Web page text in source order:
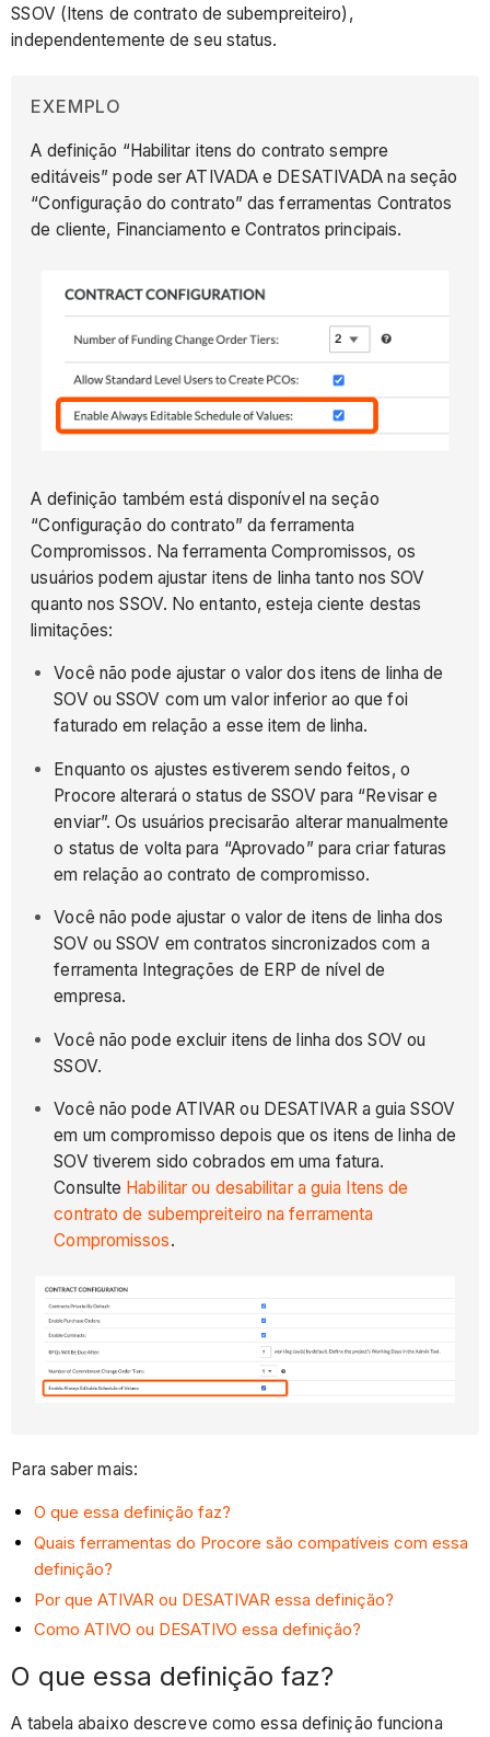
SSOV (Itens de contrato de subempreiteiro),
independentemente de seu status.
EXEMPLO
A definição “Habilitar itens do contrato sempre
editáveis” pode ser ATIVADA e DESATIVADA na seção
“Configuração do contrato” das ferramentas Contratos
de cliente, Financiamento e Contratos principais.
A definição também está disponível na seção
“Configuração do contrato” da ferramenta
Compromissos. Na ferramenta Compromissos, os
usuários podem ajustar itens de linha tanto nos SOV
quanto nos SSOV. No entanto, esteja ciente destas
limitações:
Você não pode ajustar o valor dos itens de linha de
SOV ou SSOV com um valor inferior ao que foi
faturado em relação a esse item de linha.
Enquanto os ajustes estiverem sendo feitos, o
Procore alterará o status de SSOV para “Revisar e
enviar”. Os usuários precisarão alterar manualmente
o status de volta para “Aprovado” para criar faturas
em relação ao contrato de compromisso.
Você não pode ajustar o valor de itens de linha dos
SOV ou SSOV em contratos sincronizados com a
ferramenta Integrações de ERP de nível de
empresa.
Você não pode excluir itens de linha dos SOV ou
SSOV.
Você não pode ATIVAR ou DESATIVAR a guia SSOV
em um compromisso depois que os itens de linha de
SOV tiverem sido cobrados em uma fatura.
Consulte Habilitar ou desabilitar a guia Itens de
contrato de subempreiteiro na ferramenta
Compromissos.
Para saber mais:
O que essa definição faz?
Quais ferramentas do Procore são compatíveis com essa
definição?
Por que ATIVAR ou DESATIVAR essa definição?
Como ATIVO ou DESATIVO essa definição?
O que essa definição faz?
A tabela abaixo descreve como essa definição funciona